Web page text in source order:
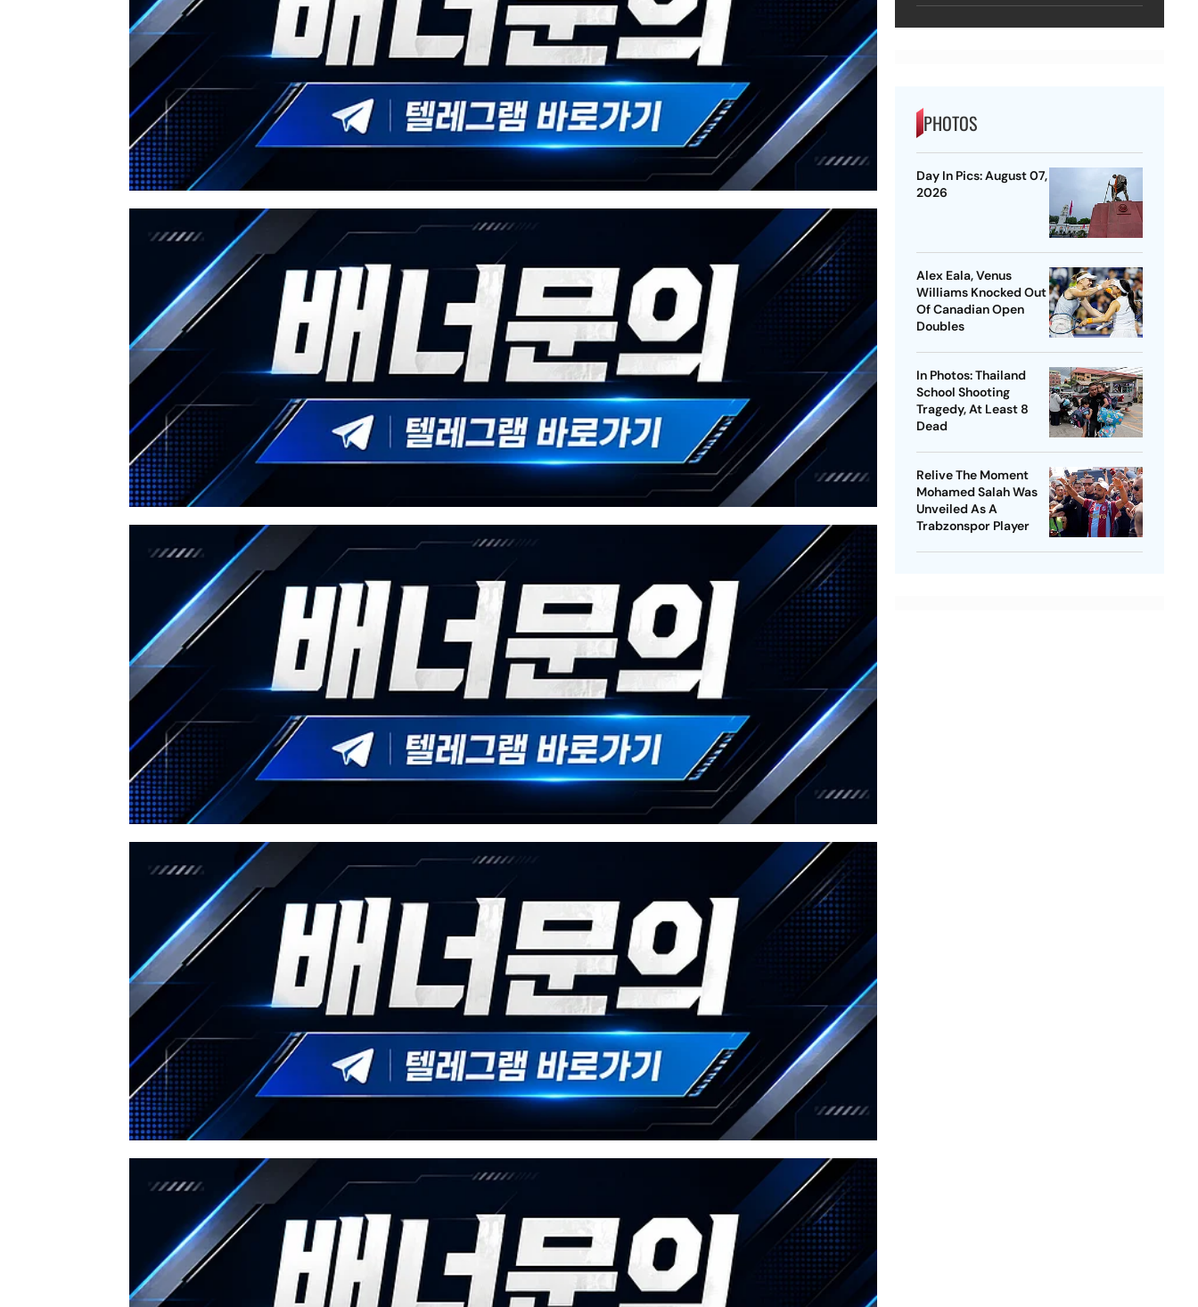
PHOTOS
Day In Pics: August 07,
2026
Alex Eala, Venus
Williams Knocked Out
Of Canadian Open
Doubles
In Photos: Thailand
School Shooting
Tragedy, At Least 8
Dead
Relive The Moment
Mohamed Salah Was
Unveiled As A
Trabzonspor Player